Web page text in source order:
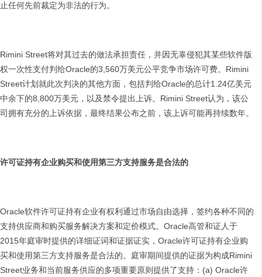
止任何先前裁定为非法的行为。
Rimini Street将对其过去的做法承担责任，并因无辜侵犯其某些软件版
权一次性支付判给Oracle的3,560万美元公平竞争市场许可费。Rimini
Street计划就此次判决的其他方面，包括判给Oracle的总计1.24亿美元
中余下的8,800万美元，以及禁令提出上诉。Rimini Street认为，该公
司拥有充分的上诉依据，最终结果公布之前，该上诉可能再持续数年。
许可证持有企业购买和使用第三方支持服务是合法的
Oracle软件许可证持有企业有权利通过市场自由选择，签约各种不同的
支持供应商和购买服务解决方案和定价模式。Oracle高管和证人于
2015年庭审时提供的详细证词和证据证实，Oracle许可证持有企业购
买和使用第三方支持服务是合法的。庭审期间提供的证据为构成Rimini
Street业务和当前服务供应的多项重要原则提供了支持：(a) Oracle许